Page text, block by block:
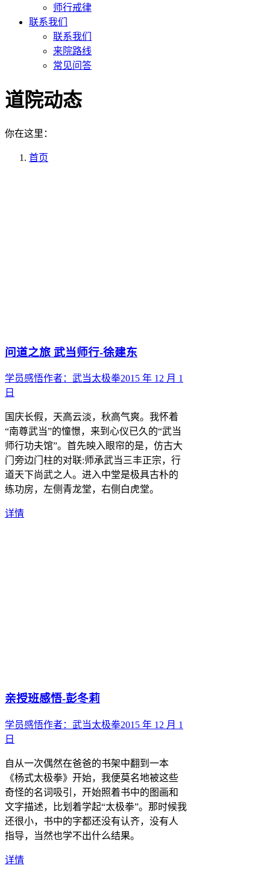
师行戒律
联系我们
联系我们
来院路线
常见问答
道院动态
你在这里：
首页
问道之旅 武当师行-徐建东
学员感悟作者： 武当太极拳2015 年 12 月 1
日
国庆长假，天高云淡，秋高气爽。我怀着
“南尊武当”的憧憬，来到心仪已久的“武当
师行功夫馆”。首先映入眼帘的是，仿古大
门旁边门柱的对联:师承武当三丰正宗，行
道天下尚武之人。进入中堂是极具古朴的
练功房，左侧青龙堂，右侧白虎堂。
详情
亲授班感悟-彭冬莉
学员感悟作者： 武当太极拳2015 年 12 月 1
日
自从一次偶然在爸爸的书架中翻到一本
《杨式太极拳》开始，我便莫名地被这些
奇怪的名词吸引，开始照着书中的图画和
文字描述，比划着学起“太极拳”。那时候我
还很小，书中的字都还没有认齐，没有人
指导，当然也学不出什么结果。
详情